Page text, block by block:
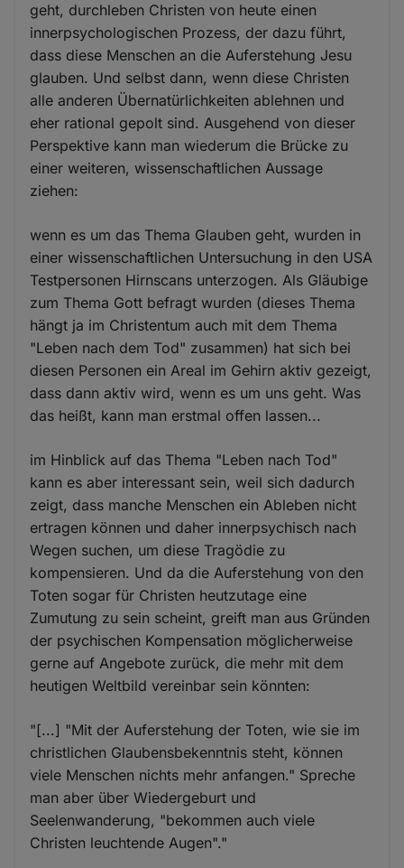
geht, durchleben Christen von heute einen
innerpsychologischen Prozess, der dazu führt,
dass diese Menschen an die Auferstehung Jesu
glauben. Und selbst dann, wenn diese Christen
alle anderen Übernatürlichkeiten ablehnen und
eher rational gepolt sind. Ausgehend von dieser
Perspektive kann man wiederum die Brücke zu
einer weiteren, wissenschaftlichen Aussage
ziehen:
wenn es um das Thema Glauben geht, wurden in
einer wissenschaftlichen Untersuchung in den USA
Testpersonen Hirnscans unterzogen. Als Gläubige
zum Thema Gott befragt wurden (dieses Thema
hängt ja im Christentum auch mit dem Thema
"Leben nach dem Tod" zusammen) hat sich bei
diesen Personen ein Areal im Gehirn aktiv gezeigt,
dass dann aktiv wird, wenn es um uns geht. Was
das heißt, kann man erstmal offen lassen...
im Hinblick auf das Thema "Leben nach Tod"
kann es aber interessant sein, weil sich dadurch
zeigt, dass manche Menschen ein Ableben nicht
ertragen können und daher innerpsychisch nach
Wegen suchen, um diese Tragödie zu
kompensieren. Und da die Auferstehung von den
Toten sogar für Christen heutzutage eine
Zumutung zu sein scheint, greift man aus Gründen
der psychischen Kompensation möglicherweise
gerne auf Angebote zurück, die mehr mit dem
heutigen Weltbild vereinbar sein könnten:
"[...] "Mit der Auferstehung der Toten, wie sie im
christlichen Glaubensbekenntnis steht, können
viele Menschen nichts mehr anfangen." Spreche
man aber über Wiedergeburt und
Seelenwanderung, "bekommen auch viele
Christen leuchtende Augen"."